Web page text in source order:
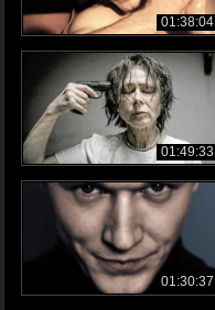
01:38:04
01:49:33
01:30:37